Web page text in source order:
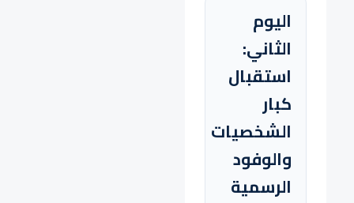
اليوم
الثاني:
استقبال
كبار
الشخصيات
والوفود
الرسمية